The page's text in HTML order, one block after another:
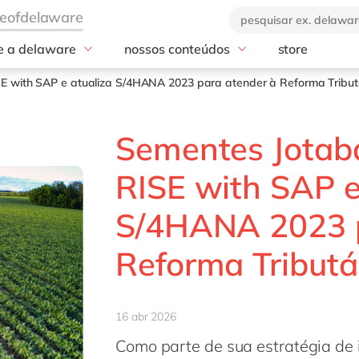
industrias
Agronegócio
serviços
SAP Analytics
SAP Business
(BDC)
AMS
SAP BTP
a delaware
empresa
nossos conteúdos
blog
nossos cases
Podcasts e vídeos
store
with SAP e atualiza S/4HANA 2023 para atender à Reforma
Sementes
RISE with SAP
S/4HANA
Reforma
16 abr 2026
Como parte de sua estratégia